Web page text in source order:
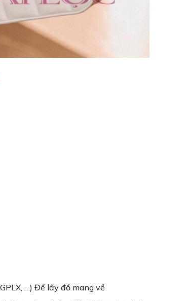
…) Để lấy đồ mang về